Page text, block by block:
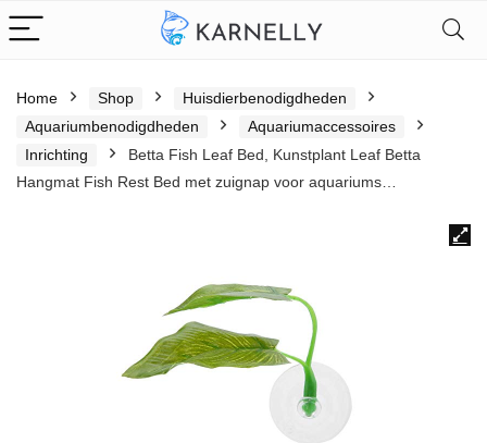
Home Shop
Huisdierbenodigdheden
Aquariumbenodigdheden
Aquariumaccessoires
Inrichting
Betta Fish Leaf Bed, Kunstplant Leaf Betta
Hangmat Fish Rest Bed met zuignap voor aquariums…